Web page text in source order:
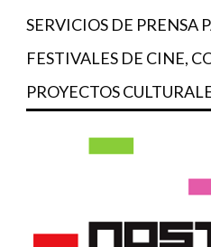
SERVICIOS DE PRENSA
FESTIVALES DE CINE,
PROYECTOS